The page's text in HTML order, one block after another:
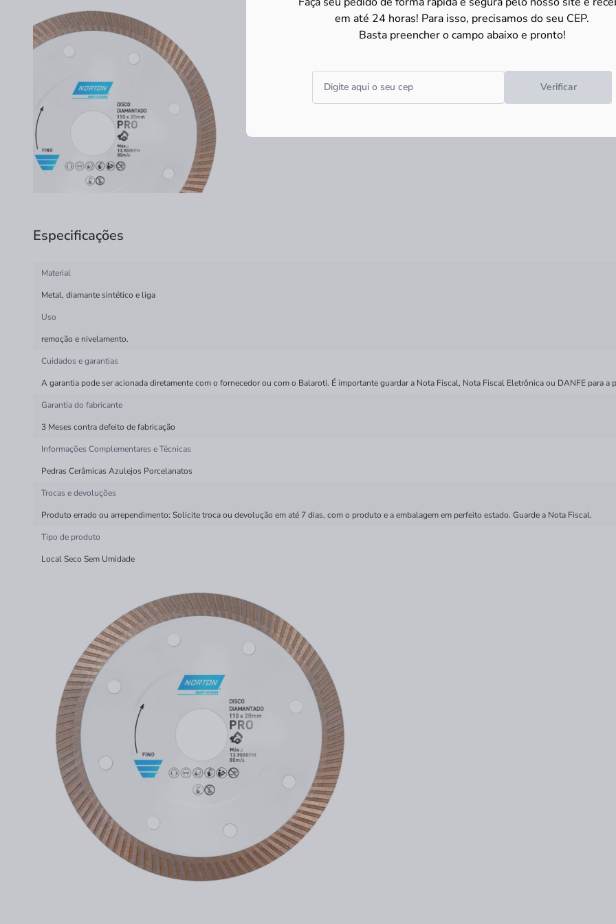
em até 24 horas! Para isso, precisamos do seu CEP.
Basta preencher o campo abaixo e pronto!
Verificar
Especificações
Material
Metal, diamante sintético e liga
Uso
remoção e nivelamento.
Cuidados e garantias
A garantia pode ser acionada diretamente com o fornecedor ou com o Balaroti. É importante guardar a Nota Fiscal, Nota Fiscal Eletrônica ou DANFE para a
Garantia do fabricante
3 Meses contra defeito de fabricação
Informações Complementares e Técnicas
Pedras Cerâmicas Azulejos Porcelanatos
Trocas e devoluções
Produto errado ou arrependimento: Solicite troca ou devolução em até 7 dias, com o produto e a embalagem em perfeito estado. Guarde a Nota Fiscal.
Tipo de produto
Local Seco Sem Umidade